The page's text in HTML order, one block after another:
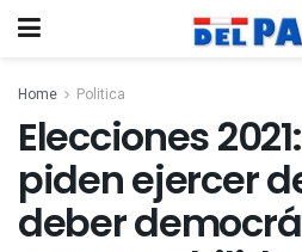
Home Politica
Elecciones
piden ejercer
deber